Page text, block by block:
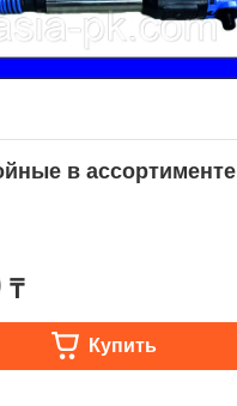
в ассортименте
₸
Купить